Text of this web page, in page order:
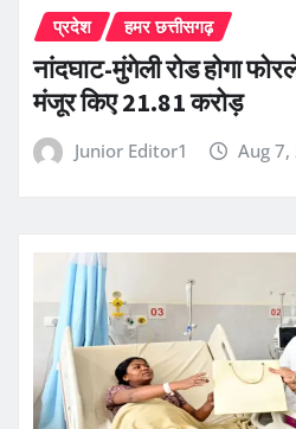
प्रदेश हमर छत्तीसगढ़
नांदघाट-मुंगेली रोड होगा
मंजूर किए 21.81 करोड़
Junior Editor1 Aug 7,